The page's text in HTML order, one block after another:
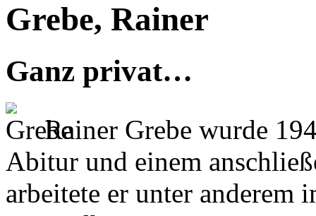
Grebe, Rainer
Ganz privat…
Rainer Grebe wurde
Abitur und einem
arbeitete er unter anderem